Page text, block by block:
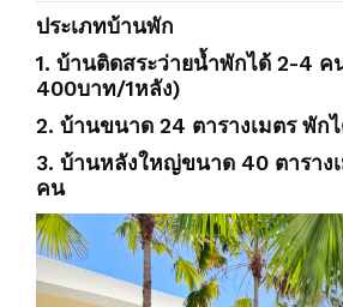
ประเภทบ้านพัก
1. บ้านติดสระว่ายน้ำพักได้ 2-4 ค
400บาท/1หลัง)
2. บ้านขนาด 24 ตารางเมตร พัก
3. บ้านหลังใหญ่ขนาด 40 ตาราง
คน